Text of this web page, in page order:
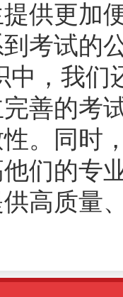
供更加
考试的
，我们
善的考
。同时
们的专
高质量